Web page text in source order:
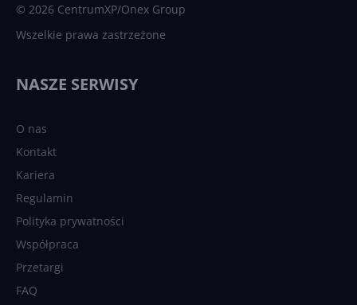
© 2026 CentrumXP/Onex Group
Wszelkie prawa zastrzeżone
NASZE SERWISY
O nas
Kontakt
Kariera
Regulamin
Polityka prywatności
Współpraca
Przetargi
FAQ